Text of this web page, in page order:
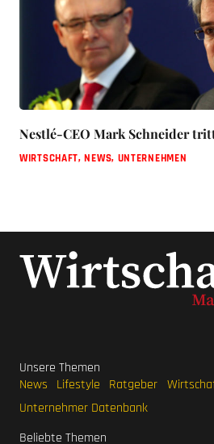
Nestlé-CEO Mark Schneider
WIRTSCHAFT,NEWS, UNTERNEHMEN
Unsere Themen
News
Lifestyle Ratgeber
Unternehmer Datenbank
Beliebte Themen